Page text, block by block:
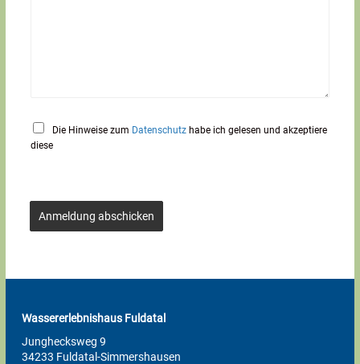
Die Hinweise zum Datenschutz habe ich gelesen und akzeptiere
diese
Anmeldung abschicken
Wassererlebnishaus Fuldatal
Junghecksweg 9
34233 Fuldatal-Simmershausen